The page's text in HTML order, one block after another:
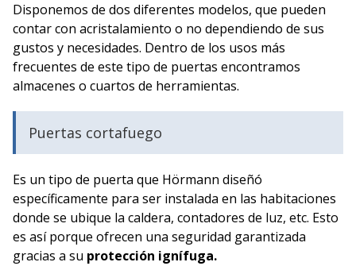
Disponemos de dos diferentes modelos, que pueden
contar con acristalamiento o no dependiendo de sus
gustos y necesidades. Dentro de los usos más
frecuentes de este tipo de puertas encontramos
almacenes o cuartos de herramientas.
Puertas cortafuego
Es un tipo de puerta que Hörmann diseñó
específicamente para ser instalada en las habitaciones
donde se ubique la caldera, contadores de luz, etc. Esto
es así porque ofrecen una seguridad garantizada
gracias a su protección ignífuga.